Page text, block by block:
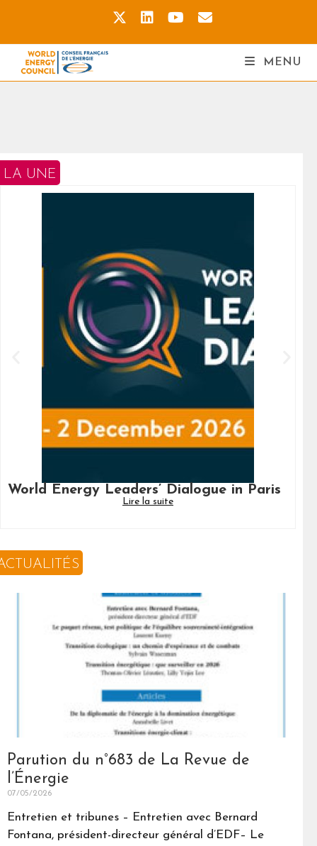
MENU
LA UNE
World Energy Leaders’ Dialogue in Paris
Lire la suite
Parution du n°683 de La Revue de
l’Énergie
07/05/2026
Entretien et tribunes – Entretien avec Bernard
Fontana, président-directeur général d’EDF– Le